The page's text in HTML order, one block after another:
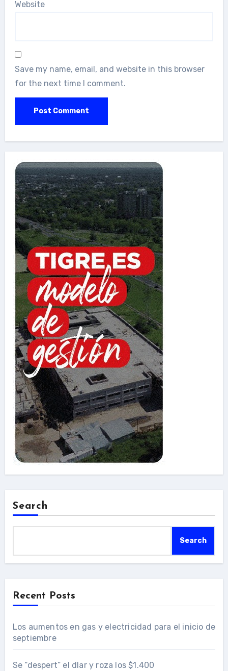
Website
Save my name, email, and website in this browser
for the next time I comment.
Search
Search
Recent Posts
Los aumentos en gas y electricidad para el inicio de
septiembre
Se “despert” el dlar y roza los $1.400